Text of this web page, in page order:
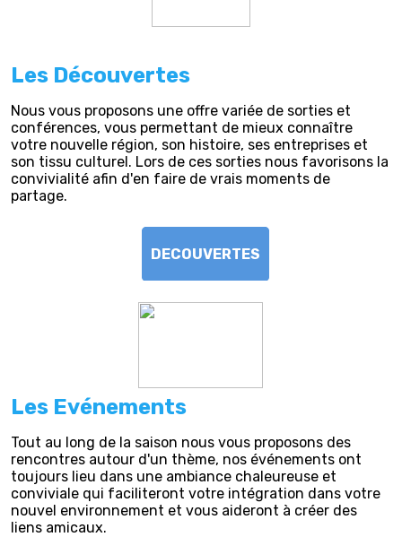
Les Découvertes
Nous vous proposons une offre variée de sorties et
conférences, vous permettant de mieux connaître
votre nouvelle région, son histoire, ses entreprises et
son tissu culturel. Lors de ces sorties nous favorisons la
convivialité afin d'en faire de vrais moments de
partage.
DECOUVERTES
Les Evénements
Tout au long de la saison nous vous proposons des
rencontres autour d'un thème, nos événements ont
toujours lieu dans une ambiance chaleureuse et
conviviale qui faciliteront votre intégration dans votre
nouvel environnement et vous aideront à créer des
liens amicaux.